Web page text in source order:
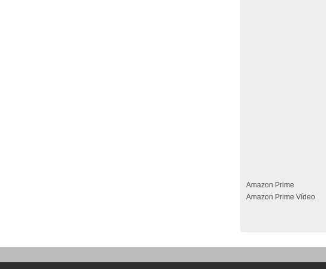
Amazon Prime
Amazon Prime Vídeo